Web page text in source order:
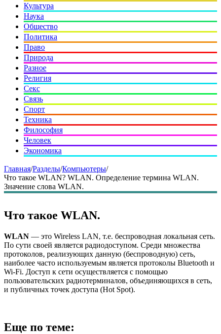
Культура
Наука
Общество
Политика
Право
Природа
Разное
Религия
Секс
Связь
Спорт
Техника
Философия
Человек
Экономика
Главная/Разделы/Компьютеры/
Что такое WLAN? WLAN. Определение термина WLAN.
Значение слова WLAN.
Что такое WLAN.
WLAN — это Wireless LAN, т.е. беспроводная локальная сеть.
По сути своей является радиодоступом. Среди множества
протоколов, реализующих данную (беспроводную) сеть,
наиболее часто используемым является протоколы Bluetooth и
Wi-Fi. Доступ к сети осуществляется с помощью
пользовательских радиотерминалов, объединяющихся в сеть,
и публичных точек доступа (Hot Spot).
Еще по теме: